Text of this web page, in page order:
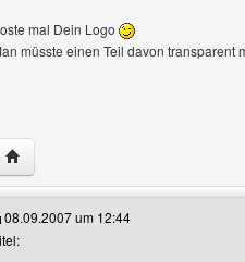
anzeigen
mal Dein Logo
müsste einen Teil davon transparent
Website dieses Benutzers
08.09.2007 um 12:44